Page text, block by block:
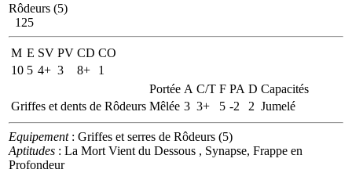
Rôdeurs (5)
125
M E SV PV CD CO
10 5 4+ 3 8+
1
Portée A C/T F PA D Capacités
Griffes et dents de Rôdeurs Mêlée 3 3+ 5 -2 2 Jumelé
Equipement: Griffes et serres de Rôdeurs (5)
Aptitudes : La Mort Vient du Dessous , Synapse, Frappe en
Profondeur